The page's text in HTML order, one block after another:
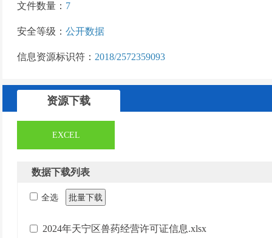
文件数量： 7
安全等级： 公开数据
信息资源标识符： 2018/2572359093
资源下载
EXCEL
数据下载列表
全选 批量下载
2024年天宁区兽药经营许可证信息.xlsx